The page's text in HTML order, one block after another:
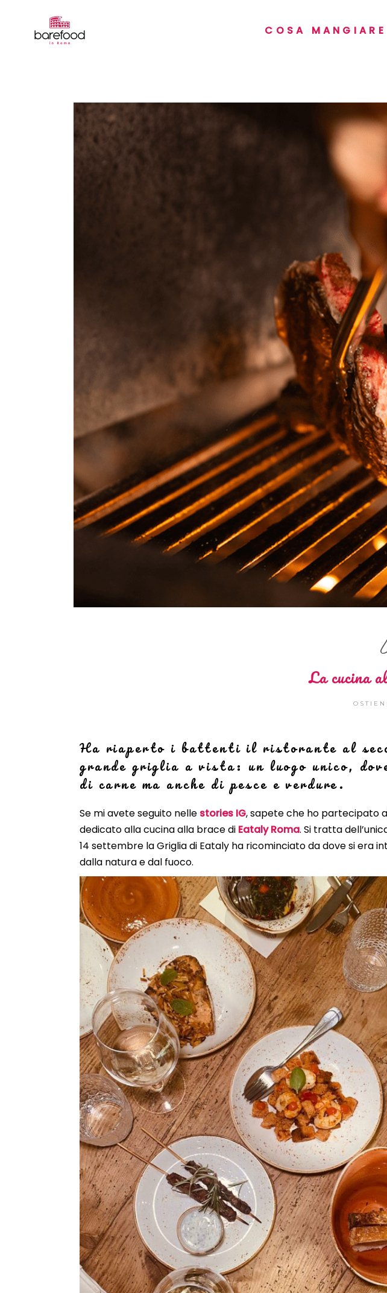
COSA MANGIARE
La cucina
Ha riaperto i battenti il ristorante al
grande griglia a vista: un luogo unico,
di carne ma anche di pesce e verdure.
Se mi avete seguito nelle stories IG, sapete che ho partecipato
dedicato alla cucina alla brace di Eataly Roma. Si tratta
14 settembre la Griglia di Eataly ha ricominciato da dove si
dalla natura e dal fuoco.